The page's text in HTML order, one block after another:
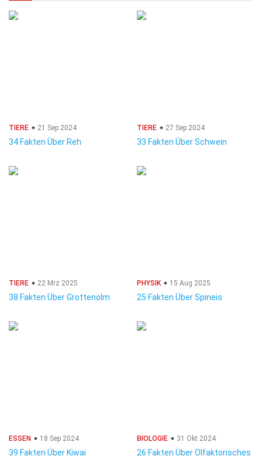
TIERE 21 Sep 2024
34 Fakten Über Reh
TIERE 27 Sep 2024
33 Fakten Über Schwein
TIERE 22 Mrz 2025
38 Fakten Über Grottenolm
PHYSIK 15 Aug 2025
25 Fakten Über Spineis
ESSEN 18 Sep 2024
39 Fakten Über Kiwai
BIOLOGIE 31 Okt 2024
26 Fakten Über Olfaktorisches